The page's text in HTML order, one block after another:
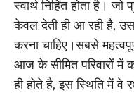
स्वार्थ निहित होता है।
केवल देती ही आ रही है,
करना चाहिए।सबसे
आज के सीमित परिवारों में
ही होते है, इस स्थिति में वे